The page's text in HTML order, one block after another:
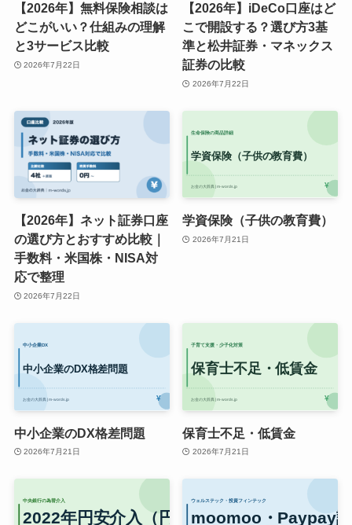
【2026年】無料保険相談は
どこがいい？仕組みの理解
と3サービス比較
2026年7月22日
【2026年】iDeCo口座はど
こで開設する？選び方3基
準と松井証券・マネックス
証券の比較
2026年7月22日
【2026年】ネット証券口座
の選び方とおすすめ比較｜
手数料・米国株・NISA対
応で整理
2026年7月22日
学資保険（子供の教育費）
2026年7月21日
中小企業のDX格差問題
2026年7月21日
保育士不足・低賃金
2026年7月21日